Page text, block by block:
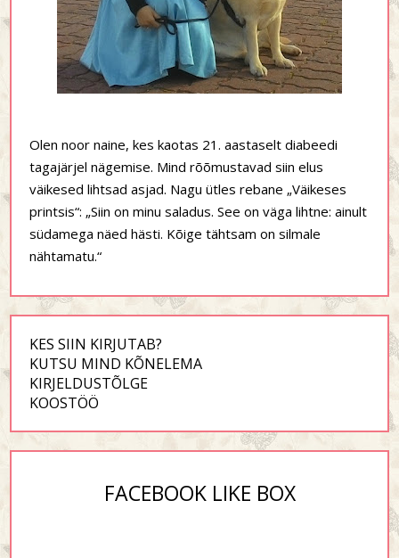
Olen noor naine, kes kaotas 21. aastaselt diabeedi
tagajärjel nägemise. Mind rõõmustavad siin elus
väikesed lihtsad asjad. Nagu ütles rebane „Väikeses
printsis“: „Siin on minu saladus. See on väga lihtne: ainult
südamega näed hästi. Kõige tähtsam on silmale
nähtamatu.“
KES SIIN KIRJUTAB?
KUTSU MIND KÕNELEMA
KIRJELDUSTÕLGE
KOOSTÖÖ
FACEBOOK LIKE BOX